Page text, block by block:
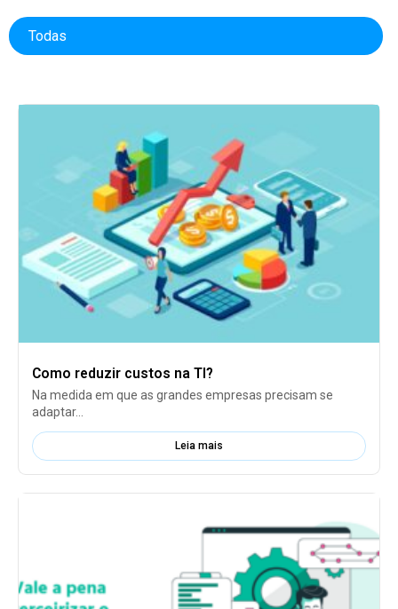
Todas
Como reduzir custos na TI?
Na medida em que as grandes empresas precisam se
adaptar...
Leia mais